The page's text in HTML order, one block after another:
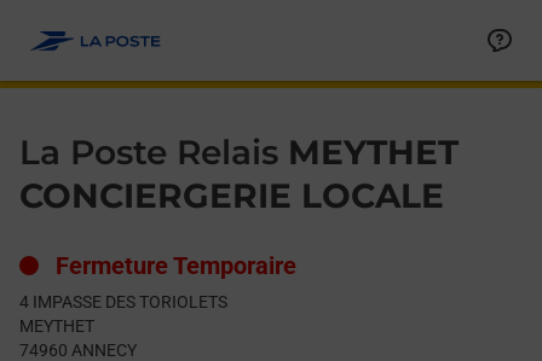
La Poste Relais MEYTHET
CONCIERGERIE LOCALE
Fermeture Temporaire
4 IMPASSE DES TORIOLETS
MEYTHET
74960 ANNECY